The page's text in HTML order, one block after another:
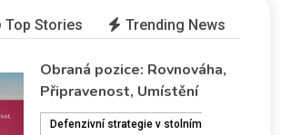
Hraní s výkonem:
úderu, načasování,
Top Stories Trending News
Obraná pozice: Rovnováha,
Připravenost, Umístění
Defenzivní strategie v stolním